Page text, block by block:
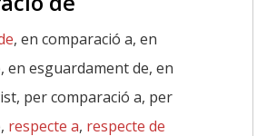
, en comparació a, en
en esguardament de, en
per comparació a, per
respecte a, respecte de